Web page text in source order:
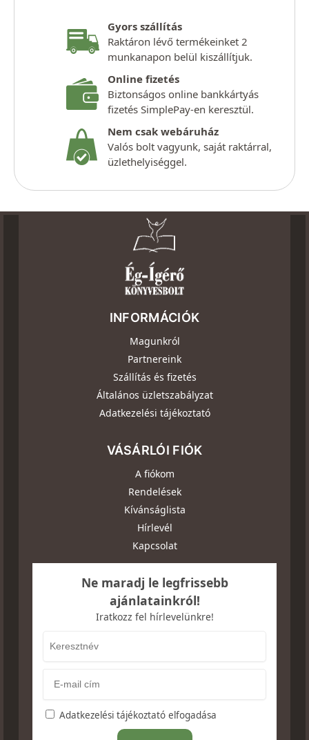
Gyors szállítás
Raktáron lévő termékeinket 2
munkanapon belül kiszállítjuk.
Online fizetés
Biztonságos online bankkártyás
fizetés SimplePay-en keresztül.
Nem csak webáruház
Valós bolt vagyunk, saját raktárral,
üzlethelyiséggel.
INFORMÁCIÓK
Magunkról
Partnereink
Szállítás és fizetés
Általános üzletszabályzat
Adatkezelési tájékoztató
VÁSÁRLÓI FIÓK
A fiókom
Rendelések
Kívánságlista
Hírlevél
Kapcsolat
Ne maradj le legfrissebb
ajánlatainkról!
Iratkozz fel hírlevelünkre!
Adatkezelési tájékoztató elfogadása